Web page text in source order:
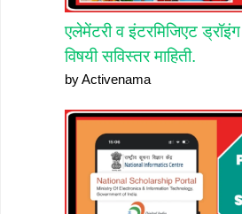
एलेमेंटरी व इंटरमिजिएट
विषयी सविस्तर माहिती.
by Activenama